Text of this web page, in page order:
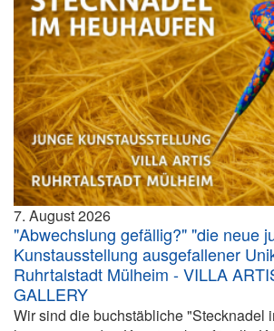
7. August 2026
"Abwechslung gefällig?" "die neue
Kunstausstellung ausgefallener
Ruhrtalstadt Mülheim - VILLA
GALLERY
Wir sind die buchstäbliche "Stecknadel